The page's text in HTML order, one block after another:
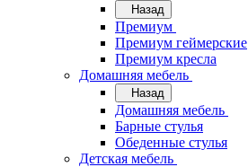
Назад
Премиум
Премиум геймерские
Премиум кресла
Домашняя мебель
Назад
Домашняя мебель
Барные стулья
Обеденные стулья
Детская мебель